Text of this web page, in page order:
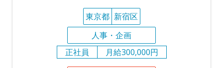
東京都 新宿区
人事・企画
正社員
月給300,000円